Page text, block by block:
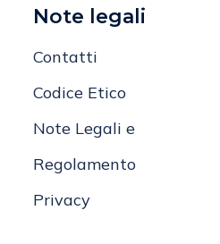
Note legali
Contatti
Codice Etico
Note Legali e
Regolamento
Privacy